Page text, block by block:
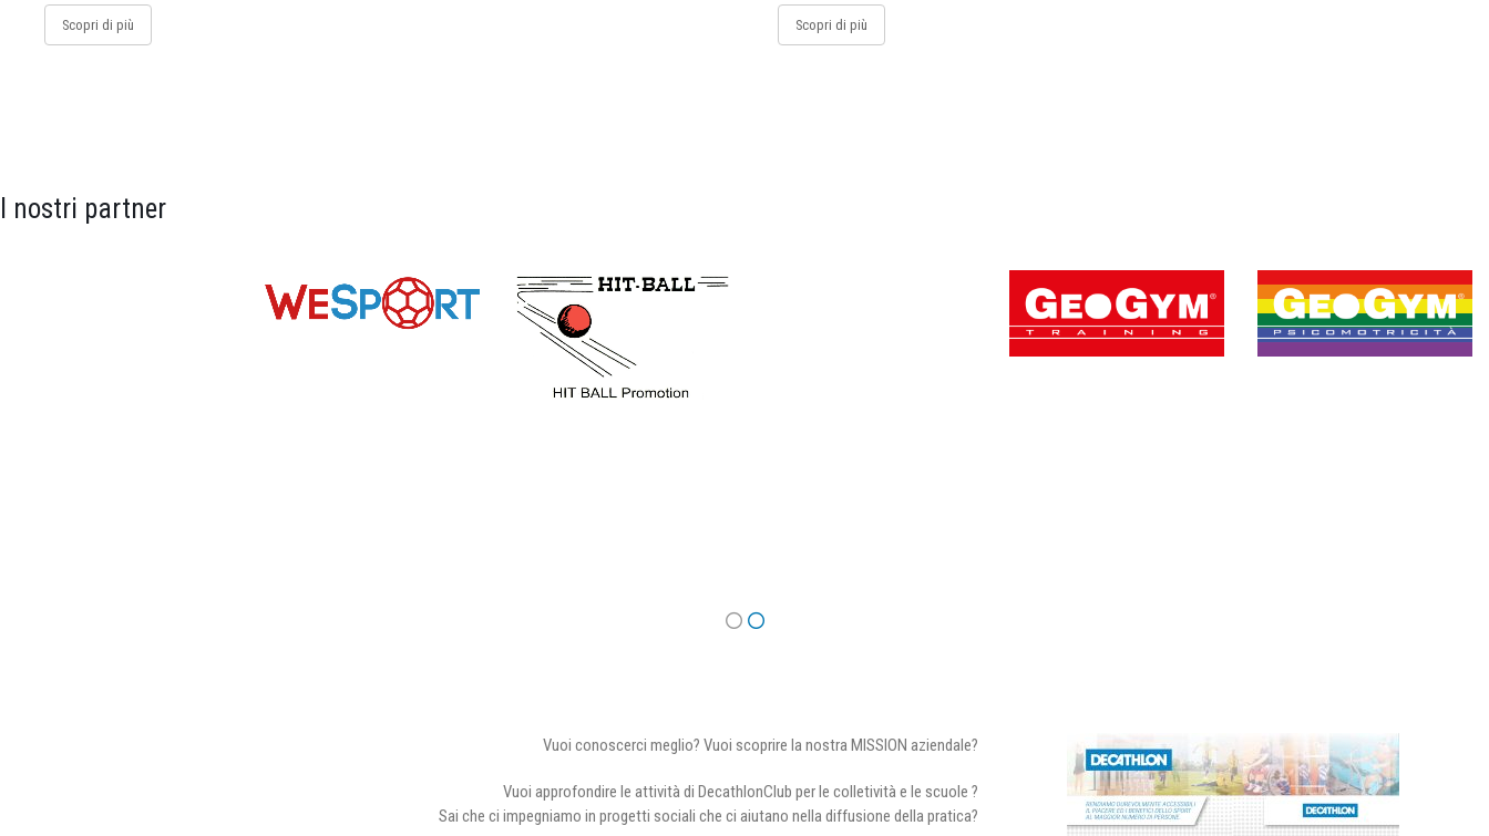
Scopri di più Scopri di più
I nostri partner
Vuoi conoscerci meglio? Vuoi scoprire la nostra MISSION aziendale?
Vuoi approfondire le attività di DecathlonClub per le colletività e le scuole ?
Sai che ci impegniamo in progetti sociali che ci aiutano nella diffusione della pratica?